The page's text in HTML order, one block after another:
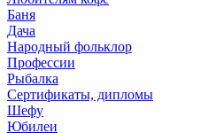
Баня
Дача
Народный фольклор
Профессии
Рыбалка
Сертификаты, дипломы
Шефу
Юбилеи